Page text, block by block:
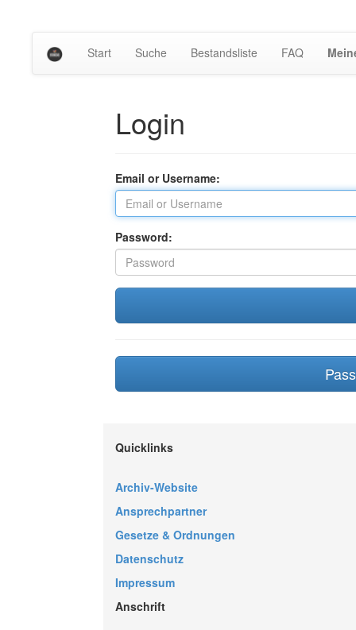
Start Suche Bestandsliste FAQ
Login
Email or Username:
Password:
Quicklinks
Archiv-Website
Ansprechpartner
Gesetze & Ordnungen
Datenschutz
Impressum
Anschrift